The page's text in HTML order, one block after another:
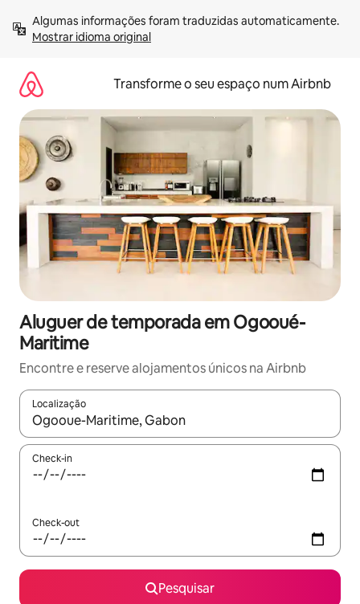
para
Mostrar idioma original
Transforme o seu espaço num Airbnb
Aluguer de temporada em Ogooué-
Maritime
Encontre e reserve alojamentos únicos na Airbnb
Localização
Quando os resultados estiverem disponíveis, navegue com
Check-in
Check-out
Pesquisar